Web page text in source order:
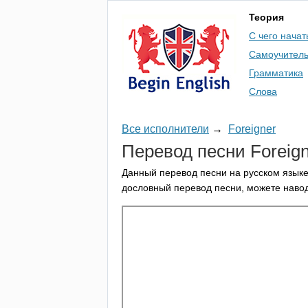
Теория
С чего
Самоучитель
Грамматика
Слова
Все исполнители → Foreigner
Перевод песни
Данный перевод песни на русском
дословный перевод песни, можете